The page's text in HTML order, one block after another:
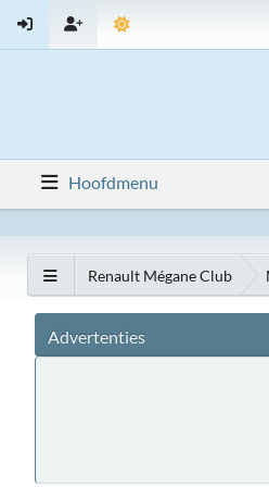
Hoofdmenu
Renault Mégane Club
Advertenties